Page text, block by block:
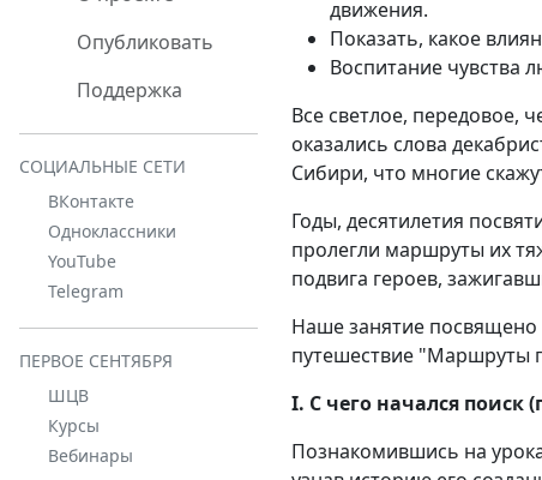
Опубликовать
Поддержка
СОЦИАЛЬНЫЕ СЕТИ
ВКонтакте
Одноклассники
YouTube
Telegram
ПЕРВОЕ СЕНТЯБРЯ
ШЦВ
Курсы
Вебинары
движения.
Показать, какое
Воспитание чувства
Все светлое, передовое,
оказались слова
Сибири, что многие
Годы, десятилетия
пролегли маршруты их
подвига героев,
Наше занятие
путешествие "Маршруты
I. С чего начался поиск
Познакомившись на